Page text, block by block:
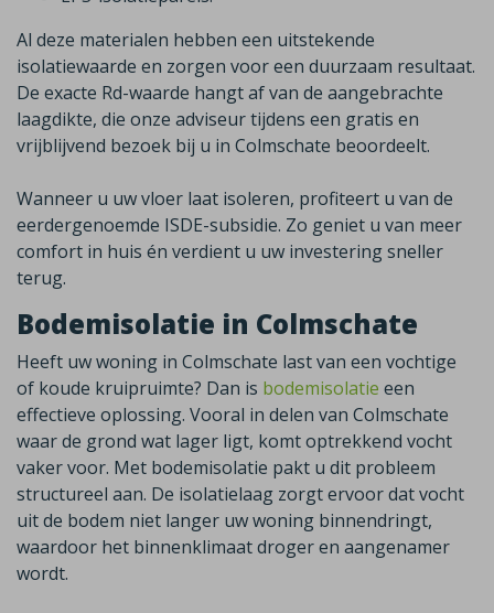
Al deze materialen hebben een uitstekende
isolatiewaarde en zorgen voor een duurzaam resultaat.
De exacte Rd-waarde hangt af van de aangebrachte
laagdikte, die onze adviseur tijdens een gratis en
vrijblijvend bezoek bij u in Colmschate beoordeelt.
Wanneer u uw vloer laat isoleren, profiteert u van de
eerdergenoemde ISDE-subsidie. Zo geniet u van meer
comfort in huis én verdient u uw investering sneller
terug.
Bodemisolatie in Colmschate
Heeft uw woning in Colmschate last van een vochtige
of koude kruipruimte? Dan is bodemisolatie een
effectieve oplossing. Vooral in delen van Colmschate
waar de grond wat lager ligt, komt optrekkend vocht
vaker voor. Met bodemisolatie pakt u dit probleem
structureel aan. De isolatielaag zorgt ervoor dat vocht
uit de bodem niet langer uw woning binnendringt,
waardoor het binnenklimaat droger en aangenamer
wordt.